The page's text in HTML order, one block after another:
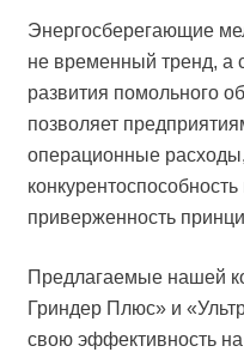
Энергосберегающие
не временный тренд, а
развития помольного
позволяет
операционные
приверженность
Предлагаемые нашей
Гриндер Плюс» и
свою эффективность